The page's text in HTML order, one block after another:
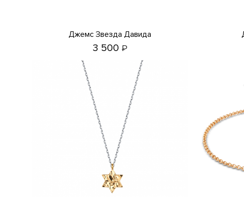
Джемс Звезда Давида
3 500 ₽